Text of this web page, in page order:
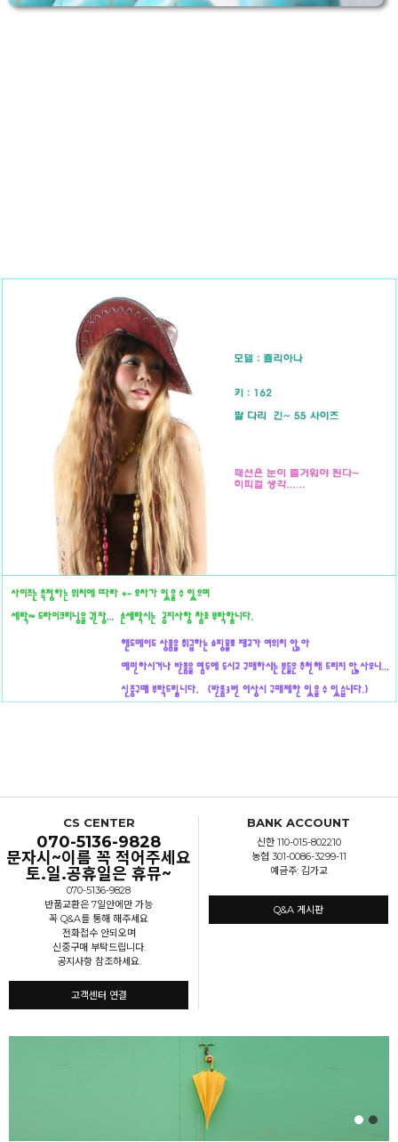
CS CENTER
070-5136-9828
문자시~이름 꼭 적어주세요
토.일.공휴일은 휴뮤~
070-5136-9828
반품교환은 7일안에만 가능
꼭 Q&A를 통해 해주세요
전화접수 안되오며
신중구매 부탁드립니다.
공지사항 참조하세요.
고객센터 연결
BANK ACCOUNT
신한 110-015-802210
농협 301-0086-3299-11
예금주: 김가교
Q&A 게시판